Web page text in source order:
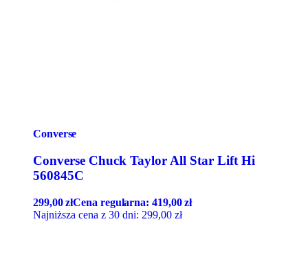
Converse
Converse Chuck Taylor All Star Lift Hi
560845C
299,00złCena regularna:419,00zł
Najniższa cena z 30 dni: 299,00 zł